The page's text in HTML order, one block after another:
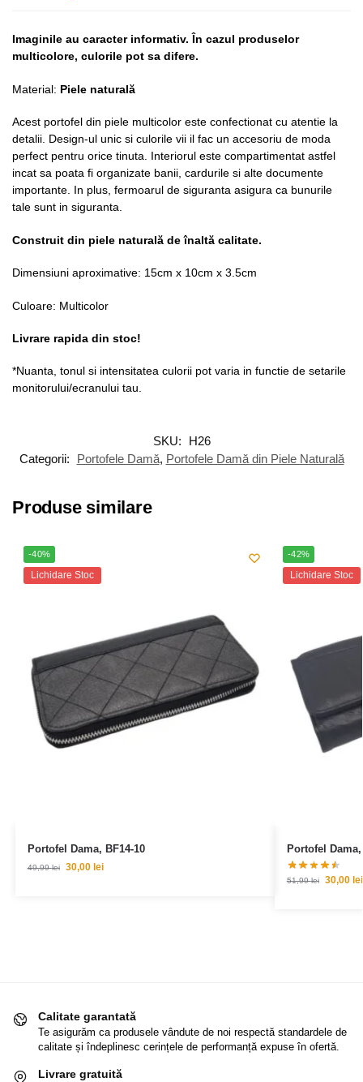
Imaginile au caracter informativ. În cazul produselor
multicolore, culorile pot sa difere.
Material: Piele naturală
Acest portofel din piele multicolor este confectionat cu atentie la
detalii. Design-ul unic si culorile vii il fac un accesoriu de moda
perfect pentru orice tinuta. Interiorul este compartimentat astfel
incat sa poata fi organizate banii, cardurile si alte documente
importante. In plus, fermoarul de siguranta asigura ca bunurile
tale sunt in siguranta.
Construit din piele naturală de înaltă calitate.
Dimensiuni aproximative: 15cm x 10cm x 3.5cm
Culoare: Multicolor
Livrare rapida din stoc!
*Nuanta, tonul si intensitatea culorii pot varia in functie de setarile
monitorului/ecranului tau.
SKU:
H26
Categorii:
Portofele Damă, Portofele Damă din Piele Naturală
Produse similare
-40%
Lichidare Stoc
Portofel Dama, BF14-10
49,99lei 30,00 lei
-42%
Lichidare Stoc
Portofel
51,99lei 30,00 lei
Calitate garantată
Te asigurăm ca produsele vândute de noi respectă standardele de
calitate și îndeplinesc cerințele de performanță expuse în ofertă.
Livrare gratuită